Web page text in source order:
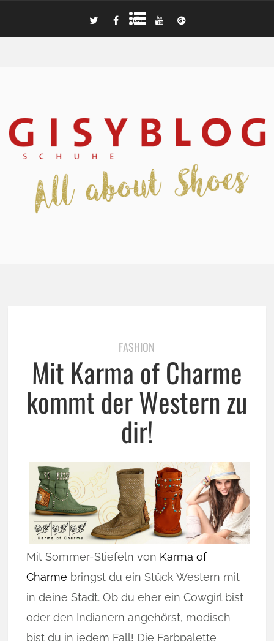
FASHION
Mit Karma of Charme
kommt der Western zu
dir!
Mit Sommer-Stiefeln von Karma of
Charme bringst du ein Stück Western mit
in deine Stadt. Ob du eher ein Cowgirl bist
oder den Indianern angehörst, modisch
bist du in jedem Fall! Die Farbpalette